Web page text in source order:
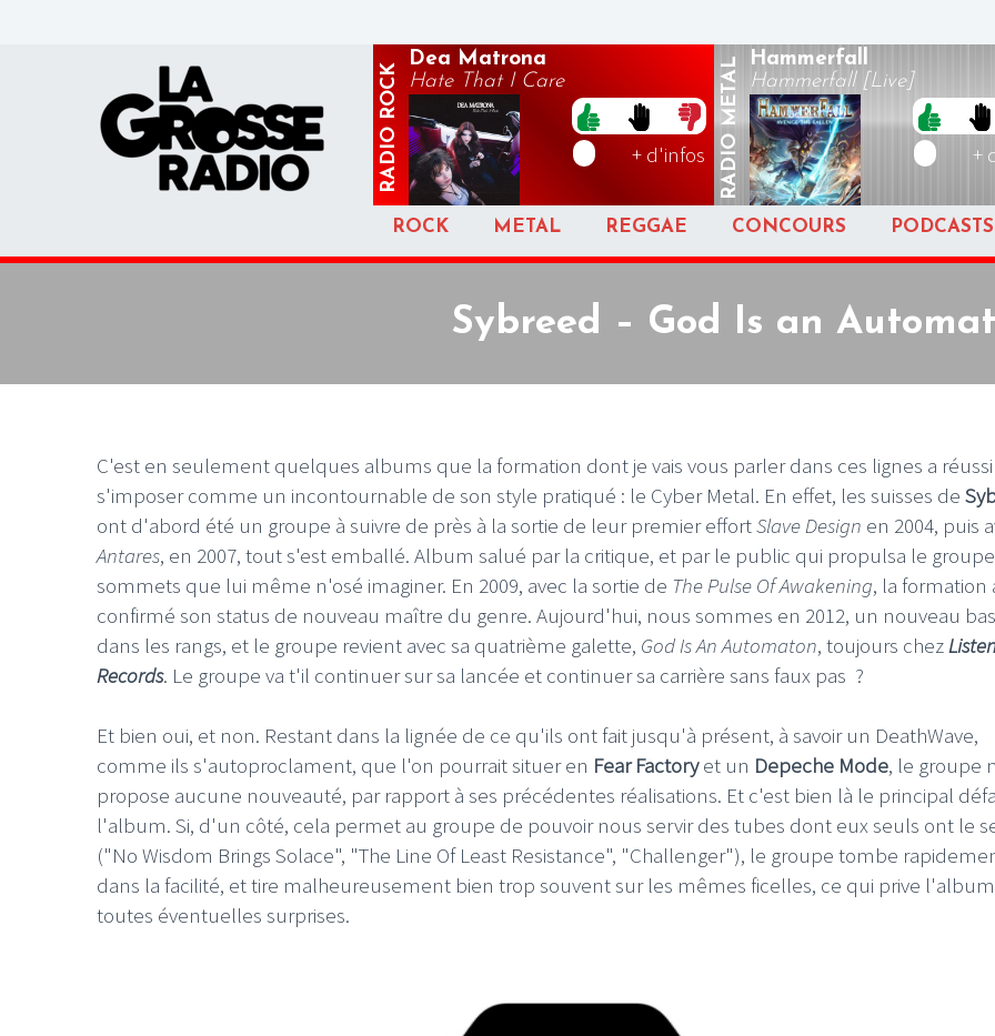
RADIO
ROCK
Dea Matrona
Hate That I Care
+ d'infos RADIO
METAL Hammerfall
Hammerfall [Live]
+
ROCK METAL REGGAE CONCOURS PODCASTS
Sybreed – God Is an
C'est en seulement quelques albums que la formation dont je vais vous parler dans ces lignes a réussi
s'imposer comme un incontournable de son style pratiqué : le Cyber Metal. En effet, les suisses de
ont d'abord été un groupe à suivre de près à la sortie de leur premier effortSlave Design en 2004, puis
Antares, en 2007, tout s'est emballé. Album salué par la critique, et par le public qui propulsa le
sommets que lui même n'osé imaginer. En 2009, avec la sortie de The Pulse Of Awakening, la formation
confirmé son status de nouveau maître du genre. Aujourd'hui, nous sommes en 2012, un nouveau
dans les rangs, et le groupe revient avec sa quatrième galette, God Is An Automaton, toujours chez
Records. Le groupe va t'il continuer sur sa lancée et continuer sa carrière sans faux pas ?
Et bien oui, et non. Restant dans la lignée de ce qu'ils ont fait jusqu'à présent, à savoir un DeathWave,
comme ils s'autoproclament, que l'on pourrait situer en Fear Factoryet un Depeche Mode, le groupe
propose aucune nouveauté, par rapport à ses précédentes réalisations. Et c'est bien là le principal
l'album. Si, d'un côté, cela permet au groupe de pouvoir nous servir des tubes dont eux seuls ont le
("No Wisdom Brings Solace", "The Line Of Least Resistance", "Challenger"), le groupe tombe
dans la facilité, et tire malheureusement bien trop souvent sur les mêmes ficelles, ce qui prive
toutes éventuelles surprises.